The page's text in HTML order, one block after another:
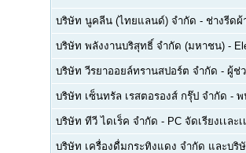
บริษัท นูคลีน (ไทยแลนด์) จำกัด - ช่างรีด
บริษัท พลังงานบริสุทธิ์ จำกัด (มหาชน) -
บริษัท วีรยาออยล์ทรานสปอร์ต จำกัด - ผู้ช่
บริษัท เซ็นทรัล เรสตอรองส์ กรุ๊ป จำกัด - พ
บริษัท ทีวี ไดเร็ค จำกัด - PC จัดเรียงเเล
บริษัท เครื่องดื่มกระทิงแดง จำกัด และบริ